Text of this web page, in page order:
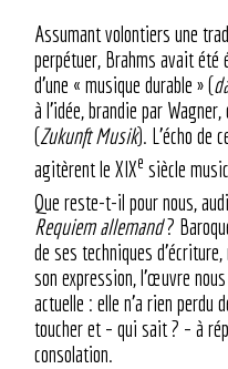
Assumant volontiers une
perpétuer, Brahms avait été
d’une « musique durable » (
à l’idée, brandie par
(Zukunft Musik). L’écho de
agitèrent le XIXe siècle
Que reste-t-il pour nous,
Requiem allemand?
de ses techniques
son expression, l’œuvre
actuelle : elle n’a rien perdu
toucher et – qui sait ? – à
consolation.